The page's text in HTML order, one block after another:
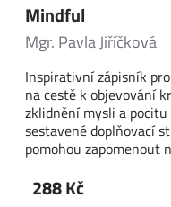
Mindful
Mgr. Pavla Jiříčková
Inspirativní zápisník
na cestě k objevování
zklidnění mysli a
sestavené doplňovací
pomohou zapomenout
288 Kč